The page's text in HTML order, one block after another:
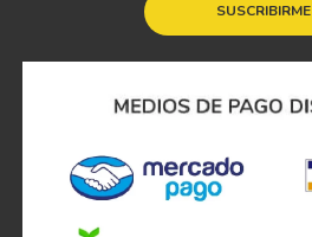
SUSCRIBIRME